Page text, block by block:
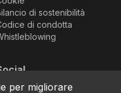
di sostenibilità
di condotta
Instagram
Youtube
LinkedIn
per migliorare